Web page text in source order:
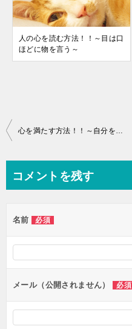
人の心を読む方法！！～目は口
ほどに物を言う～
投
ビ
ー
シ
ン
心を満たす方法！！～自分を好きになる～
コメントを残す
名前 必須
メール（公開されません） 必須